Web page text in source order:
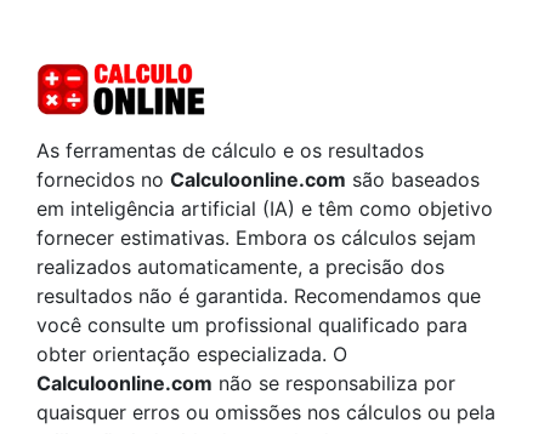
As ferramentas de cálculo e os resultados
fornecidos no Calculoonline.com são baseados
em inteligência artificial (IA) e têm como objetivo
fornecer estimativas. Embora os cálculos sejam
realizados automaticamente, a precisão dos
resultados não é garantida. Recomendamos que
você consulte um profissional qualificado para
obter orientação especializada. O
Calculoonline.com não se responsabiliza por
quaisquer erros ou omissões nos cálculos ou pela